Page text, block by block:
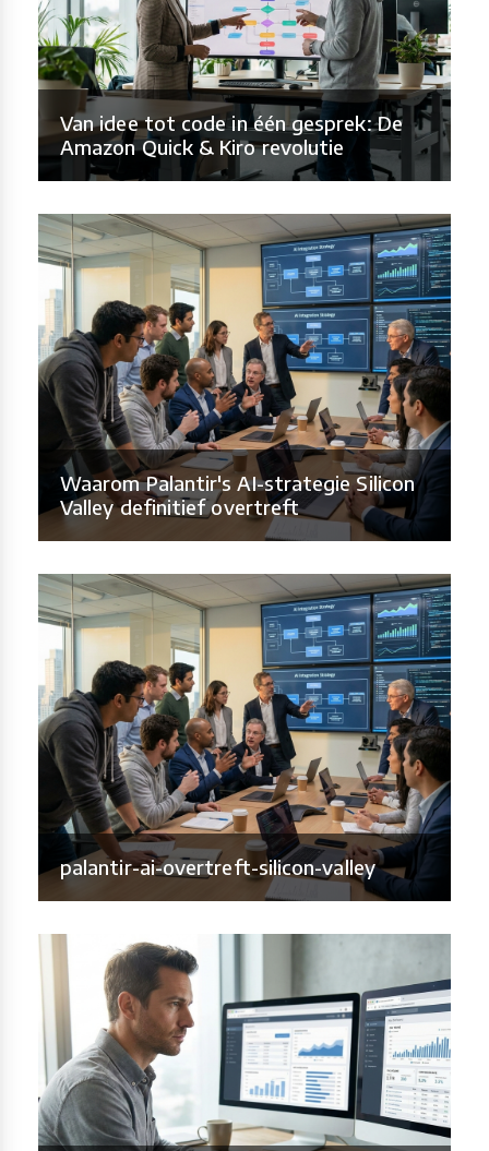
Van idee tot code in één gesprek: De
Amazon Quick & Kiro revolutie
Waarom Palantir's AI-strategie Silicon
Valley definitief overtreft
palantir-ai-overtreft-silicon-valley